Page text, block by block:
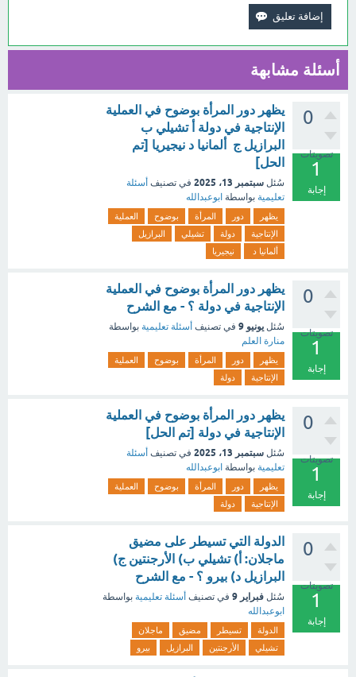
أسئلة مشابهة
0
تصويتات
1
إجابة
‏يظهر دور المرأة بوضوح في العملية
الإنتاجية في دولة أ ‏تشيلي ب
‏البرازيل ج ‏ ‏ألمانيا د ‏نيجيريا [تم
الحل]
سُئل سبتمبر 13، 2025 في تصنيف أسئلة
تعليمية بواسطة ابوعبدالله
يظهر دور المرأة بوضوح
العملية
الإنتاجية
دولة تشيلي
البرازيل
ألمانيا د
نيجيريا
0
تصويتات
1
إجابة
‏يظهر دور المرأة بوضوح في العملية
الإنتاجية في دولة ؟ - مع الشرح
سُئل يونيو 9 في تصنيف أسئلة تعليمية بواسطة
منارة العلم
يظهر دور المرأة بوضوح
العملية
الإنتاجية
دولة
0
تصويتات
1
إجابة
‏يظهر دور المرأة بوضوح في العملية
الإنتاجية في دولة [تم الحل]
سُئل سبتمبر 13، 2025 في تصنيف أسئلة
تعليمية بواسطة ابوعبدالله
يظهر دور المرأة بوضوح
العملية
الإنتاجية
دولة
0
تصويتات
1
إجابة
الدولة التي تسيطر على مضيق
ماجلان: أ) تشيلي ب) الأرجنتين ج)
البرازيل د) بيرو ؟ - مع الشرح
سُئل فبراير 9 في تصنيف أسئلة تعليمية بواسطة
ابوعبدالله
الدولة تسيطر مضيق
ماجلان
تشيلي
الأرجنتين البرازيل بيرو